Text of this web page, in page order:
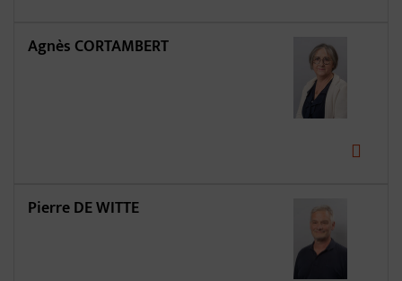
Agnès CORTAMBERT
Pierre DE WITTE